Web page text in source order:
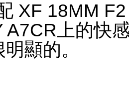
XF 18MM
A7CR上的快
顯的。